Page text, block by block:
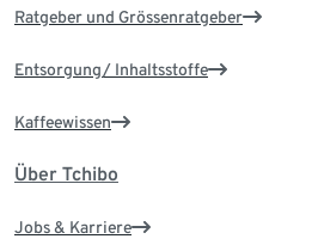
Ratgeber und Grössenratgeber
Entsorgung/ Inhaltsstoffe
Kaffeewissen
Über Tchibo
Jobs & Karriere